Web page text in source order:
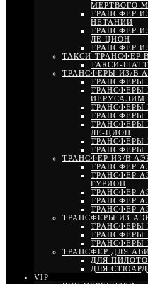
МЕРТВОГО
ТРАНСФЕР
НЕТАНИИ
ТРАНСФЕР
ЛЕ ЦИОН
ТРАНСФЕР
ТАКСИ-ТРАНСФЕР
ТАКСИ-
ТРАНСФЕРЫ ИЗ/В
ТРАНСФЕРЫ
ТРАНСФЕРЫ
ИЕРУСАЛИМ
ТРАНСФЕРЫ
ТРАНСФЕРЫ
ТРАНСФЕРЫ
ЛЕ-ЦИОН
ТРАНСФЕРЫ
ТРАНСФЕРЫ
ТРАНСФЕР ИЗ/В
ТРАНСФЕР
ТРАНСФЕР
ГУРИОН
ТРАНСФЕР
ТРАНСФЕР
ТРАНСФЕР
ТРАНСФЕРЫ ИЗ
ТРАНСФЕРЫ
ТРАНСФЕРЫ
ТРАНСФЕРЫ
ТРАНСФЕР ДЛЯ
ДЛЯ
ДЛЯ
VIP